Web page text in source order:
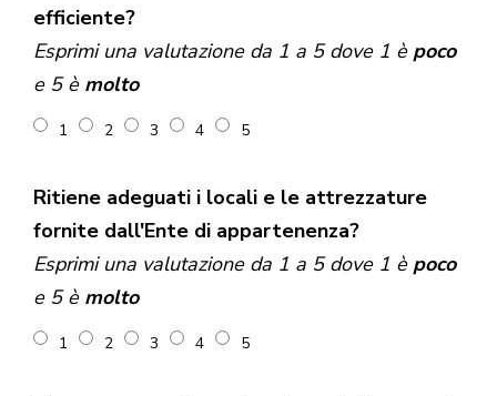
efficiente?
Esprimi una valutazione da 1 a 5 dove 1 è poco
e 5 è molto
1 2 3 4 5
Ritiene adeguati i locali e le attrezzature
fornite dall'Ente di appartenenza?
Esprimi una valutazione da 1 a 5 dove 1 è poco
e 5 è molto
1 2 3 4 5